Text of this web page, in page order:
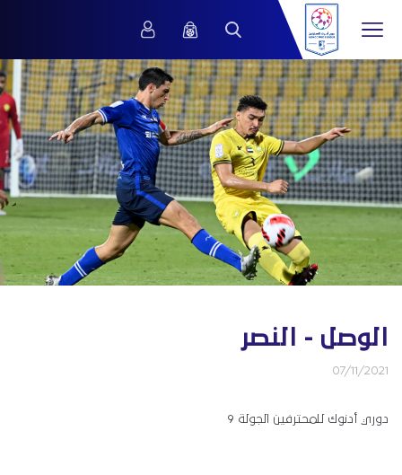
الوصل - النصر
07/11/2021
دوري أدنوك للمحترفين الجولة 9